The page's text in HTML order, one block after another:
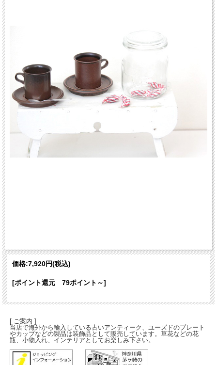
価格:7,920円(税込)
[ポイント還元 79ポイント～]
[ ご案内 ]
当店で海外から輸入している古いアンティーク、ユーズドのプレート
やカップなどの製品は装飾品として販売しています。草花などの花
瓶、小物入れ、インテリアとしてお楽しみ下さい。